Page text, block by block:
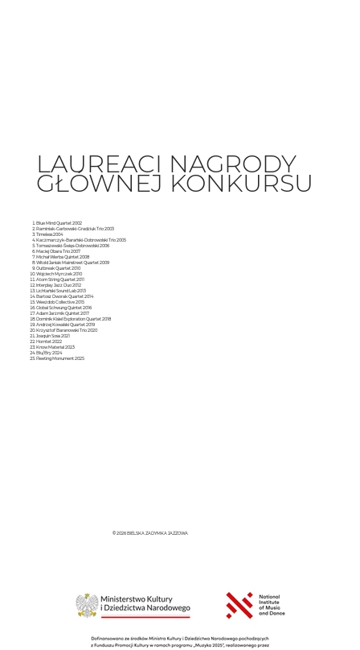
LAUREACI NAGRODY
GŁÓWNEJ KONKURSU
​Blue Mind Quartet 2002
Raminiak-Garbowski-Gradziuk Trio 2003
Timeless 2004
Kaczmarczyk-Barański-Dobrowolski Trio 2005
Tomaszewski-Święs-Dobrowolski 2006
Maciej Obara Trio 2007
Michał Wierba Quintet 2008
Witold Janiak Mainstreet Quartet 2009
Outbreak Quartet 2010
Wojciech Myrczek 2010
Atom String Quartet 2011
Interplay Jazz Duo 2012
Lichtański Sound Lab 2013
Bartosz Dworak Quartet 2014
Weezdob Collective 2015
Global Schwung Quintet 2016
Adam Jarzmik Quintet 2017
Dominik Kisiel Exploration Quartet 2018
Andrzej Kowalski Quartet 2019
Krzysztof Baranowski Trio 2020
Joaquin Sosa 2021
Horntet 2022
Know Material 2023
Blu/Bry 2024
Fleeting Monument 2025
© 2026 BIELSKA ZADYMKA JAZZOWA